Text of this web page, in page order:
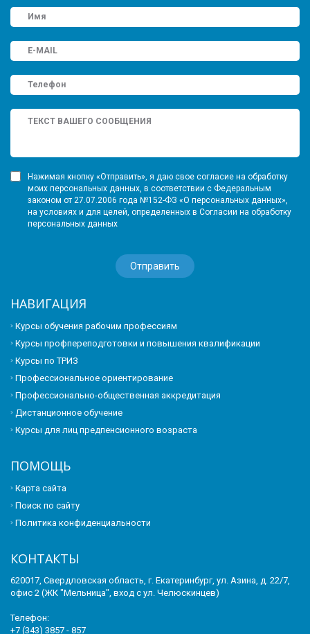
Нажимая кнопку «Отправить», я даю свое согласие на обработку
моих персональных данных, в соответствии с Федеральным
законом от 27.07.2006 года №152-ФЗ «О персональных данных»,
на условиях и для целей, определенных в Согласии на обработку
персональных данных
НАВИГАЦИЯ
Курсы обучения рабочим профессиям
Курсы профпереподготовки и повышения квалификации
Курсы по ТРИЗ
Профессиональное ориентирование
Профессионально-общественная аккредитация
Дистанционное обучение
Курсы для лиц предпенсионного возраста
ПОМОЩЬ
Карта сайта
Поиск по сайту
Политика конфиденциальности
КОНТАКТЫ
620017, Свердловская область, г. Екатеринбург, ул. Азина, д. 22/7,
офис 2 (ЖК "Мельница", вход с ул. Челюскинцев)
Телефон:
+7 (343) 3857 - 857